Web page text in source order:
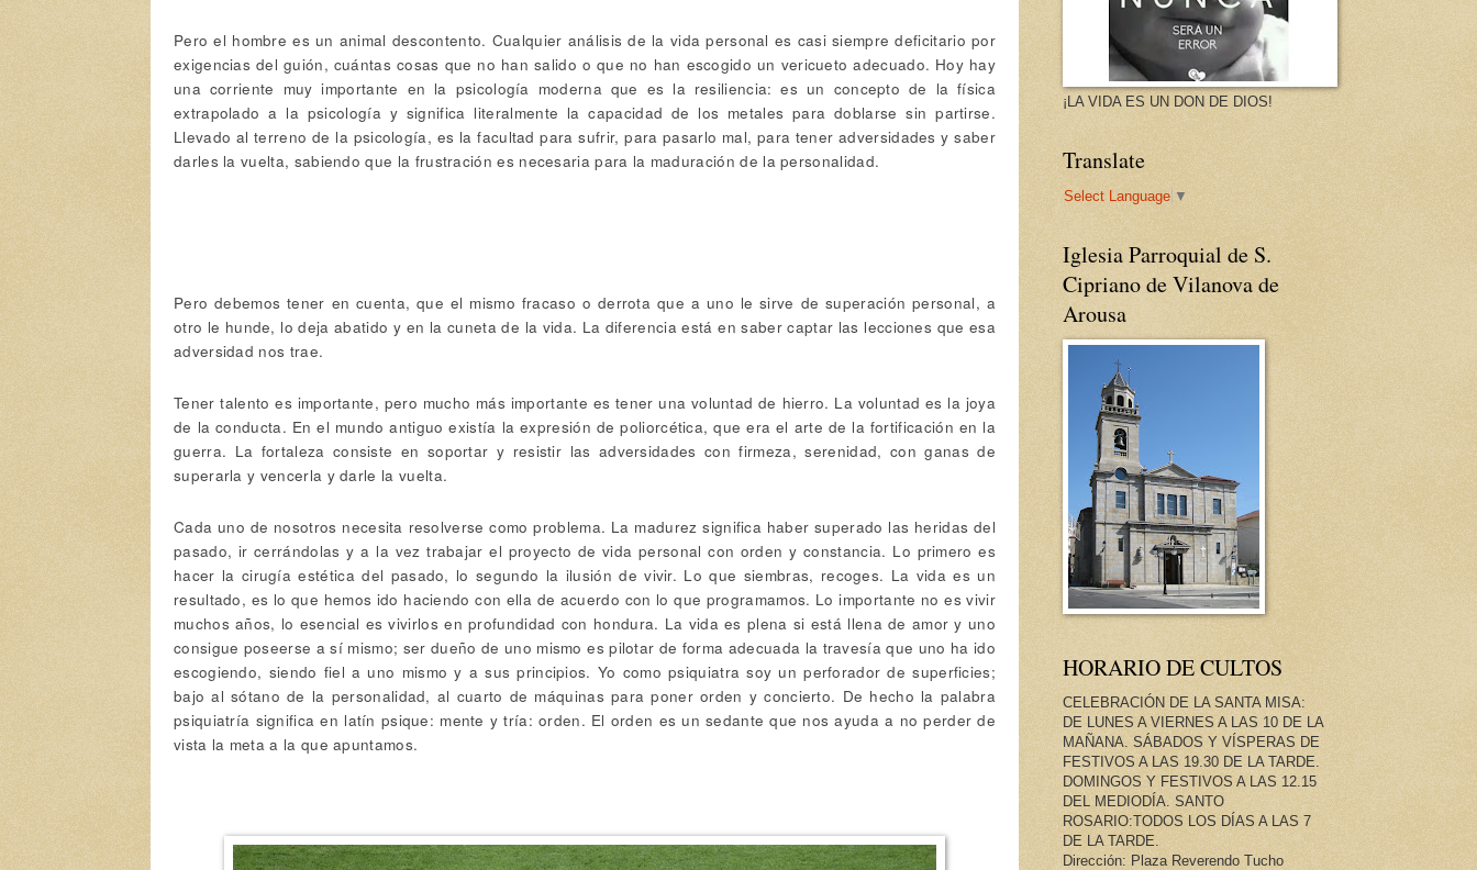
Pero el hombre es un animal descontento. Cualquier análisis de la vida personal es casi siempre deficitario por
exigencias del guión, cuántas cosas que no han salido o que no han escogido un vericueto adecuado. Hoy hay
una corriente muy importante en la psicología moderna que es la resiliencia: es un concepto de la física
extrapolado a la psicología y significa literalmente la capacidad de los metales para doblarse sin partirse.
Llevado al terreno de la psicología, es la facultad para sufrir, para pasarlo mal, para tener adversidades y saber
darles la vuelta, sabiendo que la frustración es necesaria para la maduración de la personalidad.
Pero debemos tener en cuenta, que el mismo fracaso o derrota que a uno le sirve de superación personal, a
otro le hunde, lo deja abatido y en la cuneta de la vida. La diferencia está en saber captar las lecciones que esa
adversidad nos trae.
Tener talento es importante, pero mucho más importante es tener una voluntad de hierro. La voluntad es la joya
de la conducta. En el mundo antiguo existía la expresión de poliorcética, que era el arte de la fortificación en la
guerra. La fortaleza consiste en soportar y resistir las adversidades con firmeza, serenidad, con ganas de
superarla y vencerla y darle la vuelta.
Cada uno de nosotros necesita resolverse como problema. La madurez significa haber superado las heridas del
pasado, ir cerrándolas y a la vez trabajar el proyecto de vida personal con orden y constancia. Lo primero es
hacer la cirugía estética del pasado, lo segundo la ilusión de vivir. Lo que siembras, recoges. La vida es un
resultado, es lo que hemos ido haciendo con ella de acuerdo con lo que programamos. Lo importante no es vivir
muchos años, lo esencial es vivirlos en profundidad con hondura. La vida es plena si está llena de amor y uno
consigue poseerse a sí mismo; ser dueño de uno mismo es pilotar de forma adecuada la travesía que uno ha ido
escogiendo, siendo fiel a uno mismo y a sus principios. Yo como psiquiatra soy un perforador de superficies;
bajo al sótano de la personalidad, al cuarto de máquinas para poner orden y concierto. De hecho la palabra
psiquiatría significa en latín psique: mente y tría: orden. El orden es un sedante que nos ayuda a no perder de
vista la meta a la que apuntamos.
¡LA VIDA ES UN DON DE DIOS!
Translate
Select Language ▼
Iglesia Parroquial de S.
Cipriano de Vilanova de
Arousa
HORARIO DE CULTOS
CELEBRACIÓN DE LA SANTA MISA:
DE LUNES A VIERNES A LAS 10 DE LA
MAÑANA. SÁBADOS Y VÍSPERAS DE
FESTIVOS A LAS 19.30 DE LA TARDE.
DOMINGOS Y FESTIVOS A LAS 12.15
DEL MEDIODÍA. SANTO
ROSARIO:TODOS LOS DÍAS A LAS 7
DE LA TARDE.
Dirección: Plaza Reverendo Tucho